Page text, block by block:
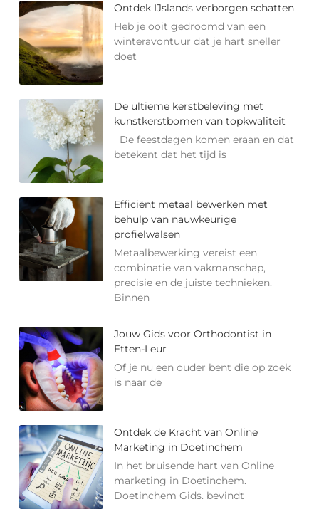
Ontdek IJslands verborgen schatten
Heb je ooit gedroomd van een
winteravontuur dat je hart sneller
doet
De ultieme kerstbeleving met
kunstkerstbomen van topkwaliteit
De feestdagen komen eraan en dat
betekent dat het tijd is
Efficiënt metaal bewerken met
behulp van nauwkeurige
profielwalsen
Metaalbewerking vereist een
combinatie van vakmanschap,
precisie en de juiste technieken.
Binnen
Jouw Gids voor Orthodontist in
Etten-Leur
Of je nu een ouder bent die op zoek
is naar de
Ontdek de Kracht van Online
Marketing in Doetinchem
In het bruisende hart van Online
marketing in Doetinchem.
Doetinchem Gids. bevindt